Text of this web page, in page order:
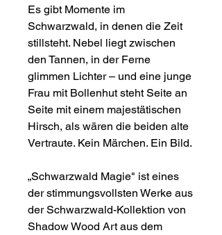
Es gibt Momente im
Schwarzwald, in denen die Zeit
stillsteht. Nebel liegt zwischen
den Tannen, in der Ferne
glimmen Lichter – und eine junge
Frau mit Bollenhut steht Seite an
Seite mit einem majestätischen
Hirsch, als wären die beiden alte
Vertraute. Kein Märchen. Ein Bild.
„Schwarzwald Magie" ist eines
der stimmungsvollsten Werke aus
der Schwarzwald-Kollektion von
Shadow Wood Art aus dem